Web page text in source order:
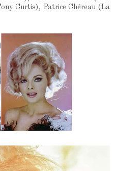
Curtis), Patrice Chéreau (La